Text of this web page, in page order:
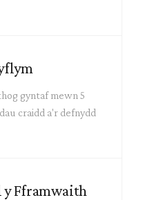
gyntaf mewn 5
craidd a'r defnydd
y Fframwaith